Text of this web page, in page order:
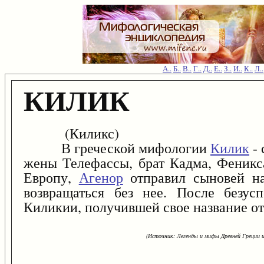
А..Б..В..Г..Д..Е..З..И..К..Л..
КИЛИК
(Киликс)
В греческой мифологииКилик -
жены Телефассы, брат Кадма,
Европу, Агенор отправил сыновей
возвращаться без нее. После
Киликии, получившей свое название
(Источник: Легенды и мифы Древней